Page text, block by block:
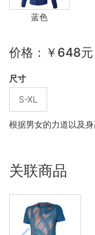
蓝色
价格：￥648元
尺寸
S-XL
根据男女的力道以及
关联商品